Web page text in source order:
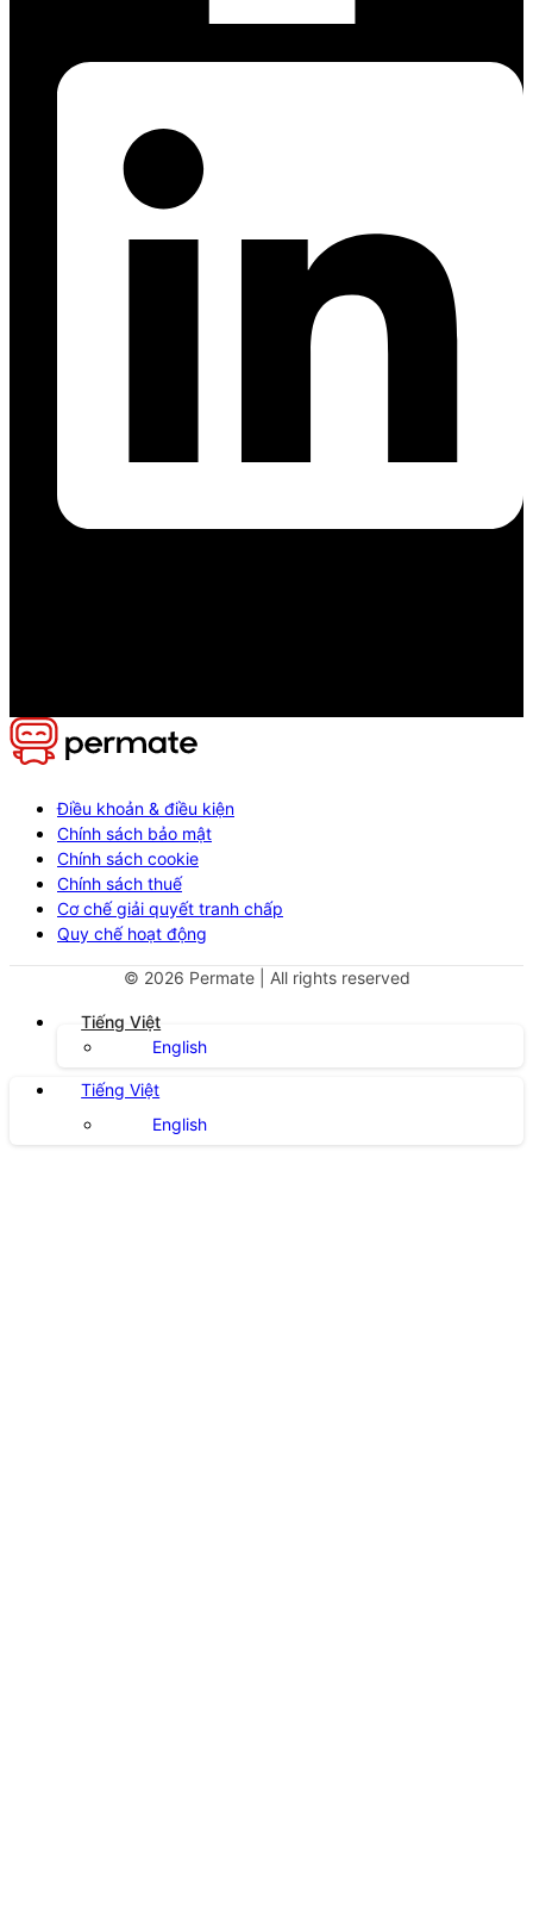
Điều khoản & điều kiện
Chính sách bảo mật
Chính sách cookie
Chính sách thuế
Cơ chế giải quyết tranh chấp
Quy chế hoạt động
© 2026 Permate | All rights reserved
Tiếng Việt
English
Tiếng Việt
English